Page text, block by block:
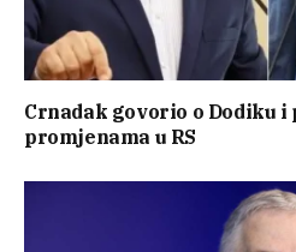
Crnadak govorio o Dodiku
promjenama u RS